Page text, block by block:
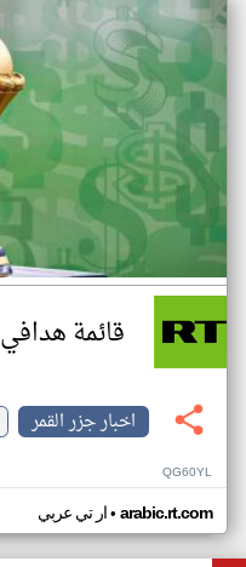
قائمة هدافي
اخبار جزر القمر
QG60YL
ار تي عربي• arabic.rt.com